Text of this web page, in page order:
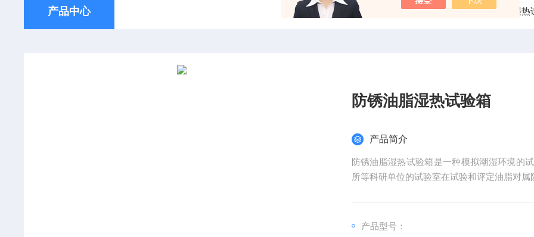
产品中心 当前位置：首页 产品中心 湿
防锈油脂湿热试验箱
产品简介
防锈油脂湿热试验箱是一种模拟潮湿环境的
所等科研单位的试验室在试验和评定油脂对
产品型号：